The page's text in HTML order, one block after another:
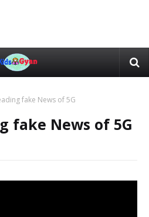
fake News of 5G
fake News of 5G